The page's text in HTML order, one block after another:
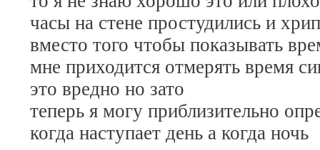
часы на стене простудились и
вместо того чтобы показывать
мне приходится отмерять время
это вредно но зато
теперь я могу приблизительно
когда наступает день а когда ночь